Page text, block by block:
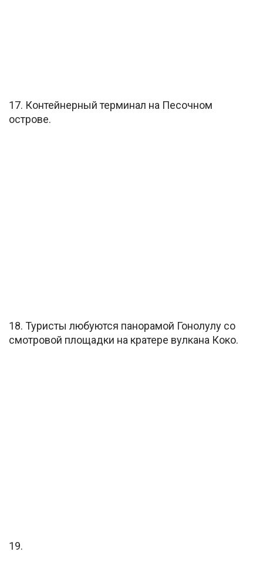
17. Контейнерный терминал на Песочном
острове.
18. Туристы любуются панорамой Гонолулу со
смотровой площадки на кратере вулкана Коко.
19.